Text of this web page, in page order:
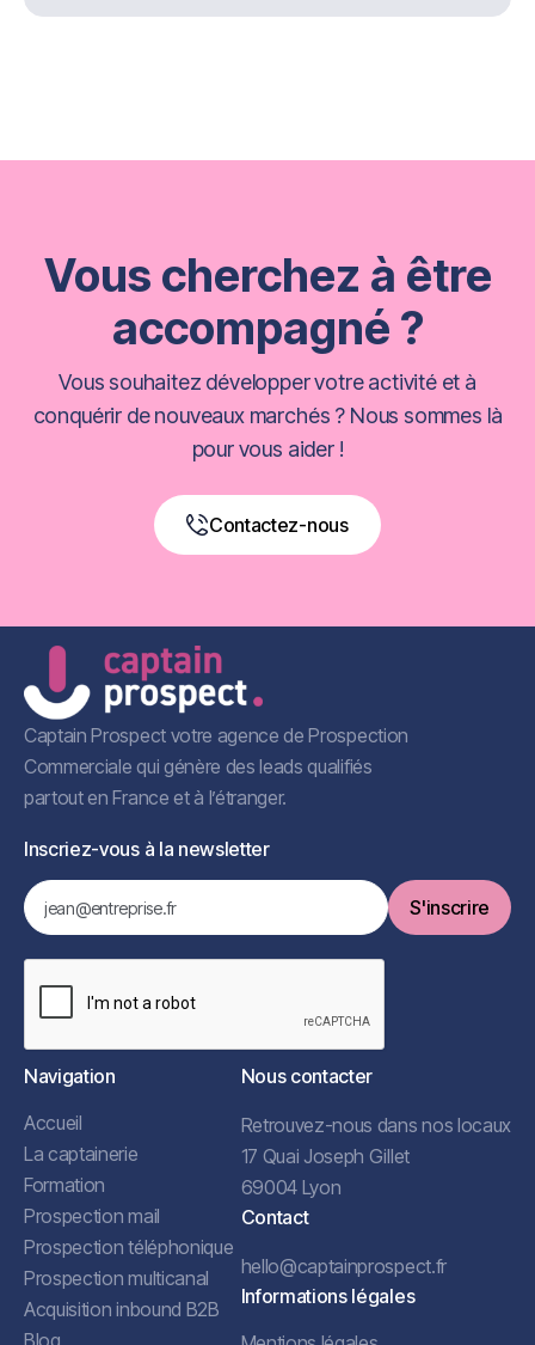
Vous cherchez à être
accompagné ?
Vous souhaitez développer votre activité et à
conquérir de nouveaux marchés ? Nous sommes là
pour vous aider !
Contactez-nous
Book a Free Call
Captain Prospect votre agence de Prospection
Commerciale qui génère des leads qualifiés
partout en France et à l’étranger.
Inscriez-vous à la newsletter
Navigation
Accueil
La captainerie
Formation
Prospection mail
Prospection téléphonique
Prospection multicanal
Acquisition inbound B2B
Nous contacter
Retrouvez-nous dans nos locaux
17 Quai Joseph Gillet
69004 Lyon
Contact
hello@captainprospect.fr
Informations légales